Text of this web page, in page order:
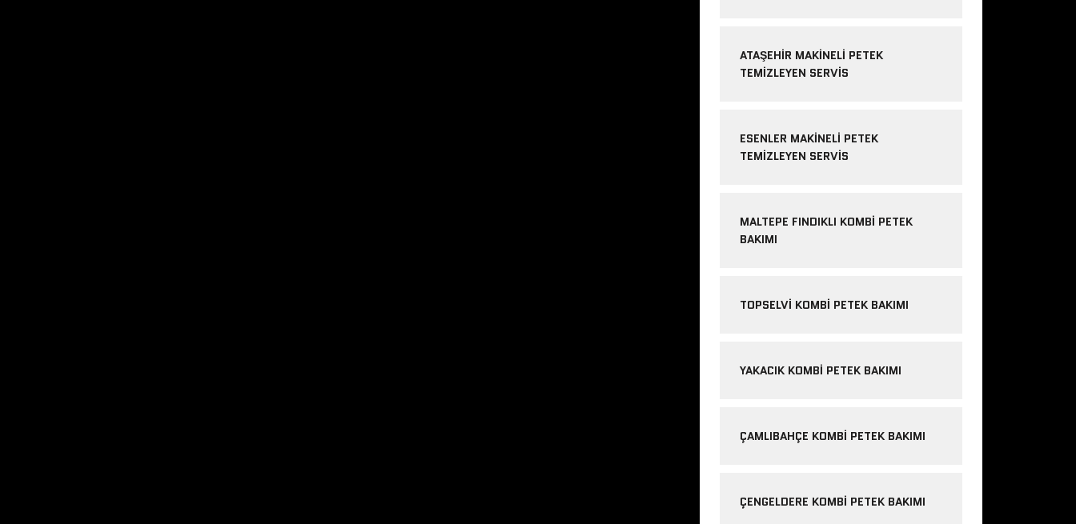
ATAŞEHIR MAKINELI PETEK
TEMIZLEYEN SERVIS
ESENLER MAKINELI PETEK
TEMIZLEYEN SERVIS
MALTEPE FINDIKLI KOMBI PETEK
BAKIMI
TOPSELVI KOMBI PETEK BAKIMI
YAKACIK KOMBI PETEK BAKIMI
ÇAMLIBAHÇE KOMBI PETEK BAKIMI
ÇENGELDERE KOMBI PETEK BAKIMI